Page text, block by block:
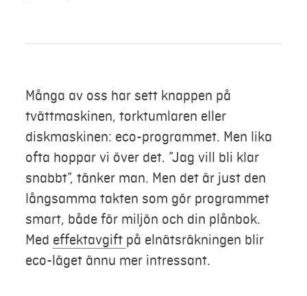
Många av oss har sett knappen på
tvättmaskinen, torktumlaren eller
diskmaskinen: eco-programmet. Men lika
ofta hoppar vi över det. ”Jag vill bli klar
snabbt”, tänker man. Men det är just den
långsamma takten som gör programmet
smart, både för miljön och din plånbok.
Med effektavgift på elnätsräkningen blir
eco-läget ännu mer intressant.